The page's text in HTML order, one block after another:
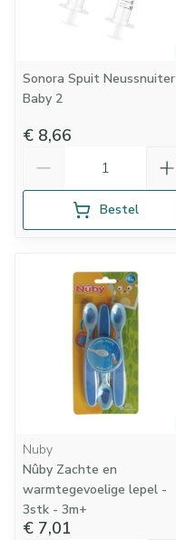
Sonora Spuit Neussnuiter
Baby 2
€ 8,66
Bestel
Nuby
Nûby Zachte en
warmtegevoelige lepel -
3stk - 3m+
€ 7,01